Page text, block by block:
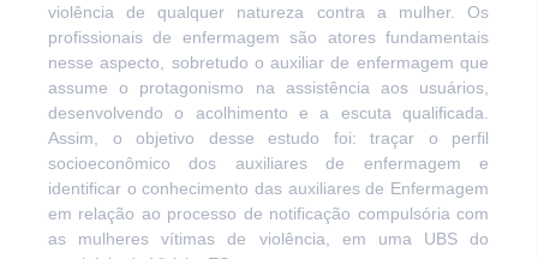
violência de qualquer natureza contra a mulher. Os
profissionais de enfermagem são atores fundamentais
nesse aspecto, sobretudo o auxiliar de enfermagem que
assume o protagonismo na assistência aos usuários,
desenvolvendo o acolhimento e a escuta qualificada.
Assim, o objetivo desse estudo foi: traçar o perfil
socioeconômico dos auxiliares de enfermagem e
identificar o conhecimento das auxiliares de Enfermagem
em relação ao processo de notificação compulsória com
as mulheres vítimas de violência, em uma UBS do